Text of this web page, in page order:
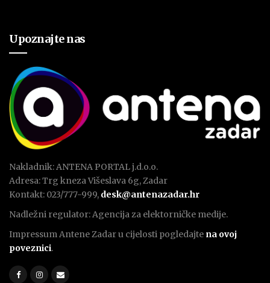
Upoznajte nas
Nakladnik: ANTENA PORTAL j.d.o.o.
Adresa: Trg kneza Višeslava 6g, Zadar
Kontakt: 023/777-999, desk@antenazadar.hr
Nadležni regulator: Agencija za elektorničke medije.
Impressum Antene Zadar u cijelosti pogledajte na ovoj
poveznici.